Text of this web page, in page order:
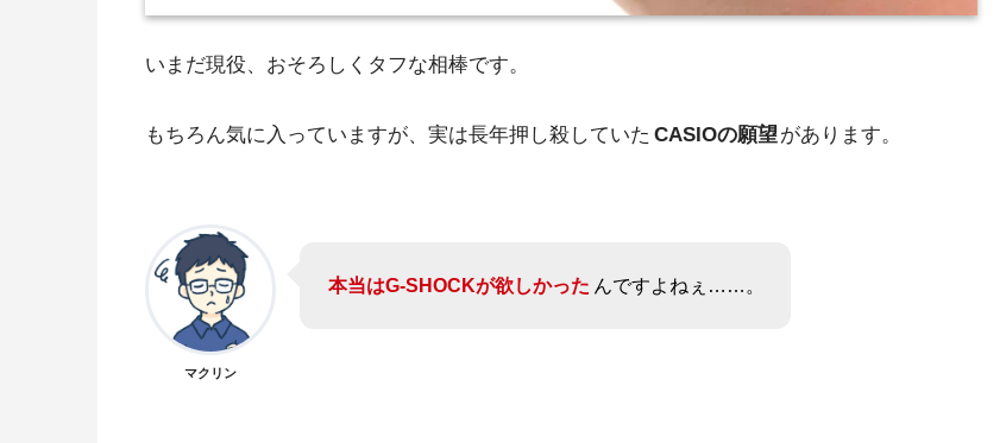
いまだ現役、おそろしくタフな相棒です。
もちろん気に入っていますが、実は長年押し殺していた CASIOの願望があります。
マクリン
本当はG-SHOCKが欲しかった んですよねぇ……。